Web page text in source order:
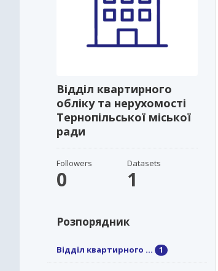
Відділ квартирного
обліку та нерухомості
Тернопільської міської
ради
Followers
0
Datasets
1
Розпорядник
Відділ квартирного ... 1